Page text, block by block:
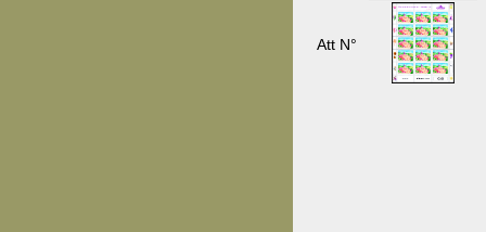
Att N°